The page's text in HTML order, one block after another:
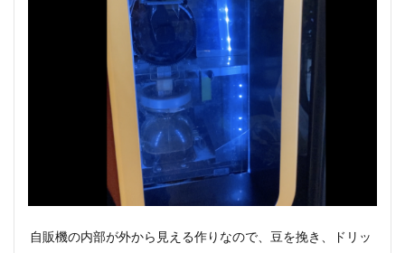
自販機の内部が外から見える作りなので、豆を挽き、ドリッ